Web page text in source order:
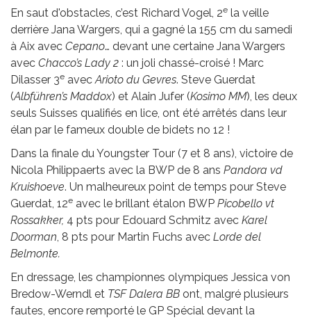
En saut d'obstacles, c’est Richard Vogel, 2e la veille
derrière Jana Wargers, qui a gagné la 155 cm du samedi
à Aix avec Cepano… devant une certaine Jana Wargers
avec Chacco’s Lady 2 : un joli chassé-croisé ! Marc
Dilasser 3e avecArioto du Gevres. Steve Guerdat
(Albführen’s Maddox) et Alain Jufer (Kosimo MM), les deux
seuls Suisses qualifiés en lice, ont été arrêtés dans leur
élan par le fameux double de bidets no 12 !
Dans la finale du Youngster Tour (7 et 8 ans), victoire de
Nicola Philippaerts avec la BWP de 8 ans Pandora vd
Kruishoeve. Un malheureux point de temps pour Steve
Guerdat, 12e avec le brillant étalon BWP Picobello vt
Rossakker, 4 pts pour Edouard Schmitz avec Karel
Doorman, 8 pts pour Martin Fuchs avec Lorde del
Belmonte.
En dressage, les championnes olympiques Jessica von
Bredow-Werndl et TSF Dalera BB ont, malgré plusieurs
fautes, encore remporté le GP Spécial devant la